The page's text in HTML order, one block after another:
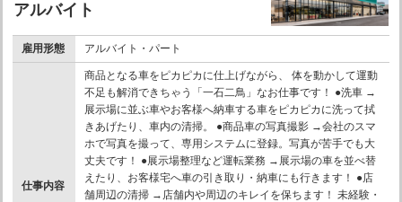
アルバイト
雇用形態 アルバイト・パート
仕事内容
商品となる車をピカピカに仕上げながら、 体を動かして運動
不足も解消できちゃう「一石二鳥」なお仕事です！ ●洗車 →
展示場に並ぶ車やお客様へ納車する車をピカピカに洗って拭
きあげたり、車内の清掃。 ●商品車の写真撮影 →会社のスマ
ホで写真を撮って、専用システムに登録。写真が苦手でも大
丈夫です！ ●展示場整理など運転業務 →展示場の車を並べ替
えたり、お客様宅へ車の引き取り・納車にも行きます！ ●店
舗周辺の清掃 →店舗内や周辺のキレイを保ちます！ 未経験・